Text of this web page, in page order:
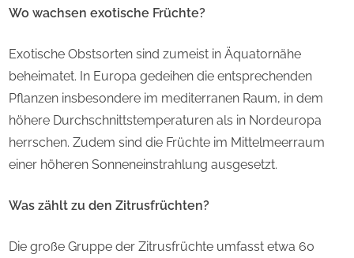
Wo wachsen exotische Früchte?
Exotische Obstsorten sind zumeist in Äquatornähe
beheimatet. In Europa gedeihen die entsprechenden
Pflanzen insbesondere im mediterranen Raum, in dem
höhere Durchschnittstemperaturen als in Nordeuropa
herrschen. Zudem sind die Früchte im Mittelmeerraum
einer höheren Sonneneinstrahlung ausgesetzt.
Was zählt zu den Zitrusfrüchten?
Die große Gruppe der Zitrusfrüchte umfasst etwa 60